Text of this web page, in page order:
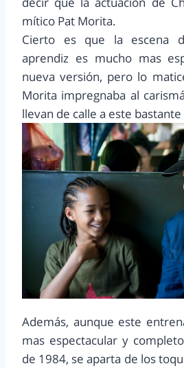
mítico Pat Morita.
Cierto es que la escena
aprendiz es mucho mas
nueva versión, pero lo
Morita impregnaba al
llevan de calle a este bastante
Además, aunque este
mas espectacular y
de 1984, se aparta de los